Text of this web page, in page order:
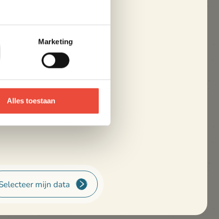
Marketing
Alles toestaan
uur
mijn data